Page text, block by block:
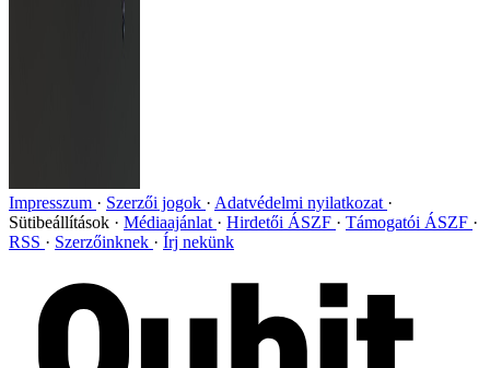
Impresszum Szerzői jogok
Adatvédelmi nyilatkozat
Sütibeállítások
Médiaajánlat Hirdetői ÁSZF
Támogatói ÁSZF
RSS
Szerzőinknek Írj nekünk